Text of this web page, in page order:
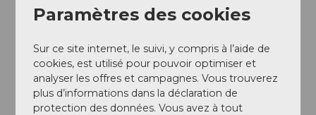
Sempachersee Tourismus
A proximité Regarder sur la carte
Paramètres des cookies
Sur ce site internet, le suivi, y compris à l’aide de
cookies, est utilisé pour pouvoir optimiser et
analyser les offres et campagnes. Vous trouverez
plus d’informations dans la déclaration de
protection des données. Vous avez à tout